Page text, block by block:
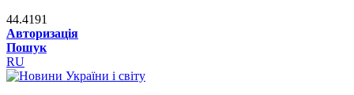
44.4191
Авторизація
Пошук
RU